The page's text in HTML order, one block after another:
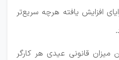
افزایش یافته هرچه سریع‌تر
میزان قانونی عیدی هر کارگر